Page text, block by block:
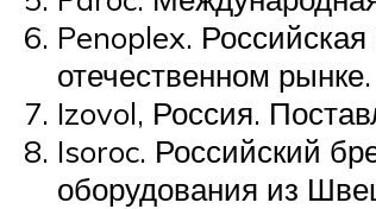
Penoplex.
отечественном рынке.
Izovol, Россия.
Isoroc. Российский
оборудования из